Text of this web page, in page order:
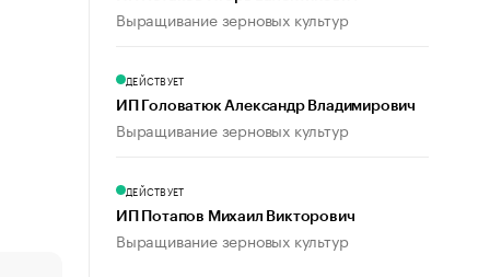
Выращивание зерновых культур
ДЕЙСТВУЕТ
ИП Головатюк Александр Владимирович
Выращивание зерновых культур
ДЕЙСТВУЕТ
ИП Потапов Михаил Викторович
Выращивание зерновых культур